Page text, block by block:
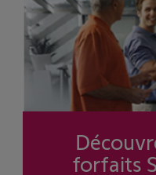
forfaits